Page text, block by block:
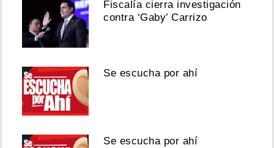
Fiscalía cierra investigación
contra ‘Gaby’ Carrizo
Se escucha por ahí
Se escucha por ahí